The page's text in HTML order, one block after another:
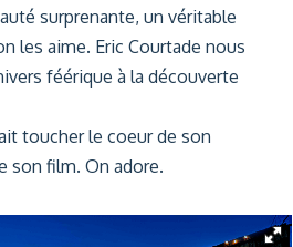
surprenante, un véritable
les aime. Eric Courtade nous
féérique à la découverte
toucher le coeur de son
son film. On adore.